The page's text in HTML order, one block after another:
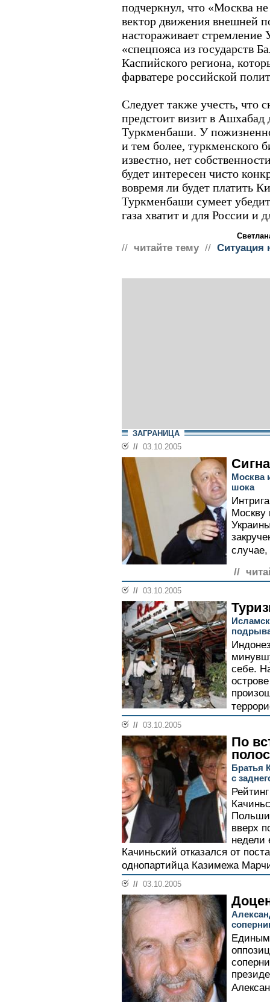
подчеркнул, что «Москва
вектор движения внешней
настораживает
«спецпояса из государств
Каспийского региона,
фарватере российской
Следует также учесть, что
предстоит визит в Ашхабад
Туркменбаши. У
и тем более, туркменского
известно, нет
будет интересен чисто
вовремя ли будет платить
Туркменбаши сумеет
газа хватит и для России и
// читайте тему // Ситуация
ЗАГРАНИЦА
// 03.10.2005
Москва
шока
Москву
//
// 03.10.2005
себе.
// 03.10.2005
По
Братья
с
вверх
недели
Качиньский отказался от
однопартийца Казимежа
// 03.10.2005
Единым